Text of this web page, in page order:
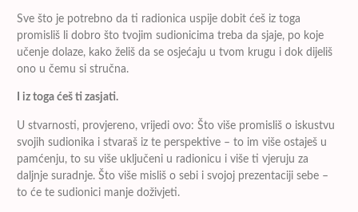
Sve što je potrebno da ti radionica uspije dobit ćeš iz toga
promisliš li dobro što tvojim sudionicima treba da sjaje, po koje
učenje dolaze, kako želiš da se osjećaju u tvom krugu i dok dijeliš
ono u čemu si stručna.
I iz toga ćeš ti zasjati.
U stvarnosti, provjereno, vrijedi ovo: Što više promisliš o iskustvu
svojih sudionika i stvaraš iz te perspektive – to im više ostaješ u
pamćenju, to su više uključeni u radionicu i više ti vjeruju za
daljnje suradnje. Što više misliš o sebi i svojoj prezentaciji sebe –
to će te sudionici manje doživjeti.